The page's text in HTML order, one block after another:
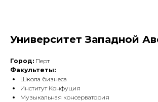
Университет Западной
Город: Перт
Факультеты:
Школа бизнеса
Институт Конфуция
Музыкальная консерватория